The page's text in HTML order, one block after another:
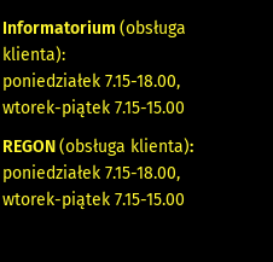
Informatorium (obsługa
klienta):
poniedziałek 7.15-18.00,
wtorek-piątek 7.15-15.00
REGON(obsługa klienta):
poniedziałek 7.15-18.00,
wtorek-piątek 7.15-15.00